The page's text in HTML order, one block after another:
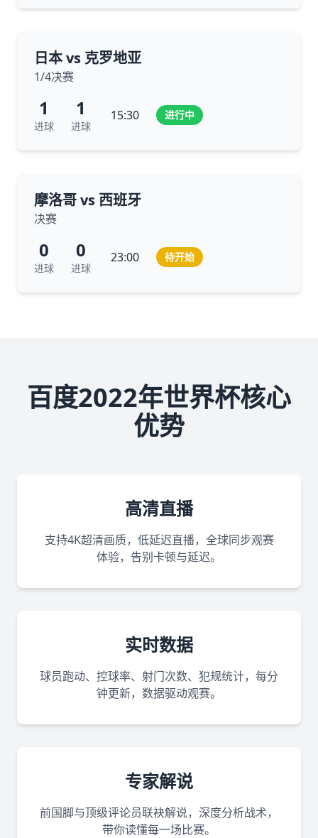
日本 vs 克罗地亚
1/4决赛
1
进球
1
进球
15:30 进行中
摩洛哥 vs 西班牙
决赛
0
进球
0
进球
23:00 待开始
百度2022年世界杯核心
优势
高清直播
支持4K超清画质，低延迟直播，全球同步观赛
体验，告别卡顿与延迟。
实时数据
球员跑动、控球率、射门次数、犯规统计，每分
钟更新，数据驱动观赛。
专家解说
前国脚与顶级评论员联袂解说，深度分析战术，
带你读懂每一场比赛。